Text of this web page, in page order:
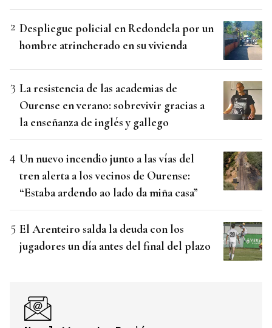
Despliegue policial en Redondela por un
hombre atrincherado en su vivienda
La resistencia de las academias de
Ourense en verano: sobrevivir gracias a
la enseñanza de inglés y gallego
Un nuevo incendio junto a las vías del
tren alerta a los vecinos de Ourense:
“Estaba ardendo ao lado da miña casa”
El Arenteiro salda la deuda con los
jugadores un día antes del final del plazo